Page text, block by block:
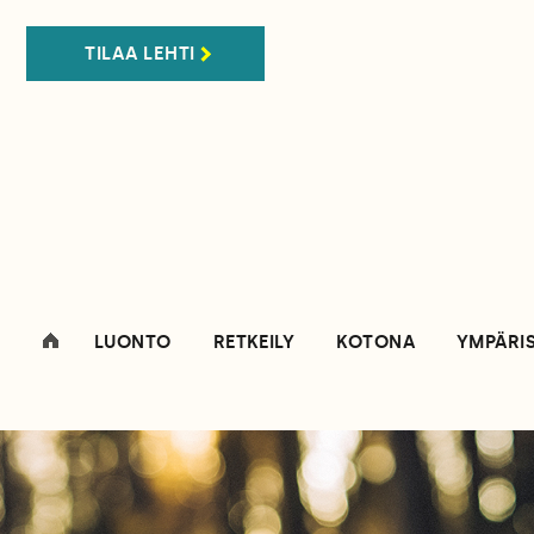
TILAA LEHTI
LUONTO RETKEILY KOTONA